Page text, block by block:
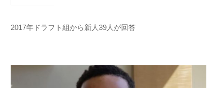
2017年ドラフト組から新人39人が回答